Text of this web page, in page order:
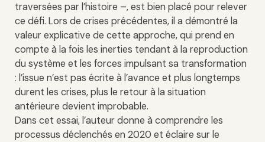
traversées par l’histoire –, est bien placé pour relever
ce défi. Lors de crises précédentes, il a démontré la
valeur explicative de cette approche, qui prend en
compte à la fois les inerties tendant à la reproduction
du système et les forces impulsant sa transformation
: l’issue n’est pas écrite à l’avance et plus longtemps
durent les crises, plus le retour à la situation
antérieure devient improbable.
Dans cet essai, l’auteur donne à comprendre les
processus déclenchés en 2020 et éclaire sur le